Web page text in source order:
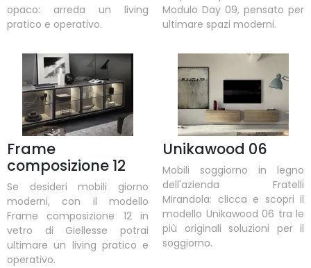
opaco: arreda un living
pratico e operativo.
Modulo Day 09, pensato per
ultimare spazi moderni.
Frame
composizione 12
Se desideri mobili giorno
moderni, con il modello
Frame composizione 12 in
vetro di Giellesse potrai
ultimare un living pratico e
operativo.
Unikawood 06
Mobili soggiorno in legno
dell'azienda Fratelli
Mirandola: clicca e scopri il
modello Unikawood 06 tra le
più originali soluzioni per il
soggiorno.